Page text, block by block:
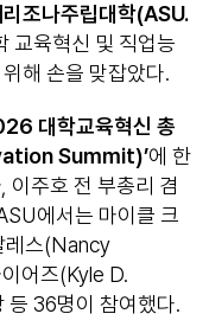
리조나주립대학(ASU.
교육혁신 및 직업능
해 손을 맞잡았다.
대학교육혁신 총
Summit)’에 한
이주호 전 부총리 겸
에서는 마이클 크
레스(Nancy
어즈(Kyle D.
등 36명이 참여했다.